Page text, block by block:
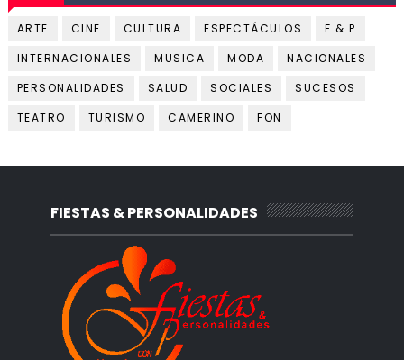
ARTE CINE CULTURA ESPECTÁCULOS
F & P
INTERNACIONALES
MUSICA MODA
NACIONALES
PERSONALIDADES
SALUD SOCIALES
SUCESOS
TEATRO
TURISMO CAMERINO FON
FIESTAS & PERSONALIDADES